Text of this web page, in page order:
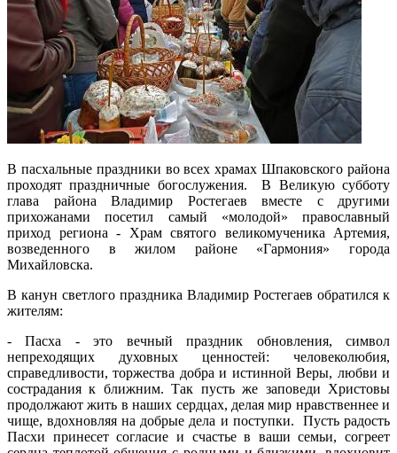
В пасхальные праздники во всех храмах Шпаковского района
проходят праздничные богослужения. В Великую субботу
глава района Владимир Ростегаев вместе с другими
прихожанами посетил самый «молодой» православный
приход региона - Храм святого великомученика Артемия,
возведенного в жилом районе «Гармония» города
Михайловска.
В канун светлого праздника Владимир Ростегаев обратился к
жителям:
- Пасха - это вечный праздник обновления, символ
непреходящих духовных ценностей: человеколюбия,
справедливости, торжества добра и истинной Веры, любви и
сострадания к ближним. Так пусть же заповеди Христовы
продолжают жить в наших сердцах, делая мир нравственнее и
чище, вдохновляя на добрые дела и поступки. Пусть радость
Пасхи принесет согласие и счастье в ваши семьи, согреет